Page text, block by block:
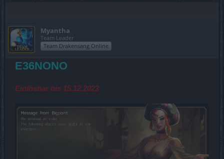
Myantha
Team Leader
Team Drakensang Online
E36NONO
Einlösbar bis 15.12.2023